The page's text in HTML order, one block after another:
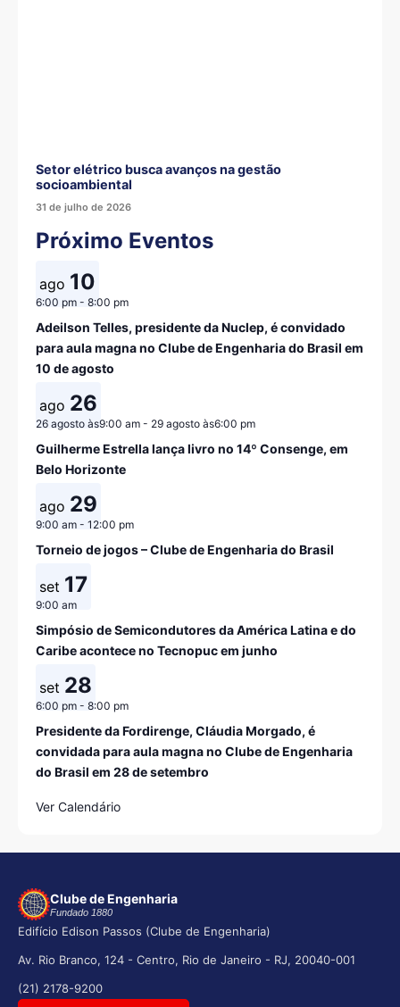
Setor elétrico busca avanços na gestão
socioambiental
31 de julho de 2026
Próximo Eventos
ago 10
6:00 pm - 8:00 pm
Adeilson Telles, presidente da Nuclep, é convidado
para aula magna no Clube de Engenharia do Brasil em
10 de agosto
ago 26
26 agosto às9:00 am - 29 agosto às6:00 pm
Guilherme Estrella lança livro no 14º Consenge, em
Belo Horizonte
ago 29
9:00 am - 12:00 pm
Torneio de jogos – Clube de Engenharia do Brasil
set 17
9:00 am
Simpósio de Semicondutores da América Latina e do
Caribe acontece no Tecnopuc em junho
set 28
6:00 pm - 8:00 pm
Presidente da Fordirenge, Cláudia Morgado, é
convidada para aula magna no Clube de Engenharia
do Brasil em 28 de setembro
Ver Calendário
Clube de Engenharia
Fundado 1880
Edifício Edison Passos (Clube de Engenharia)
Av. Rio Branco, 124 - Centro, Rio de Janeiro - RJ, 20040-001
(21) 2178-9200